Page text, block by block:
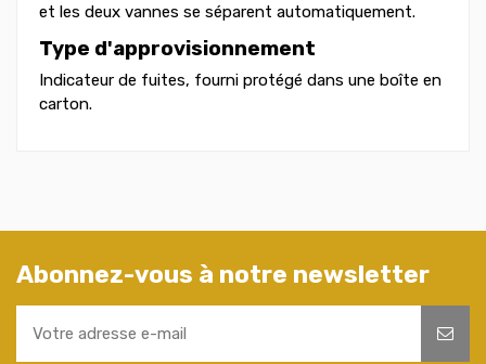
et les deux vannes se séparent automatiquement.
Type d'approvisionnement
Indicateur de fuites, fourni protégé dans une boîte en
carton.
Abonnez-vous à notre newsletter